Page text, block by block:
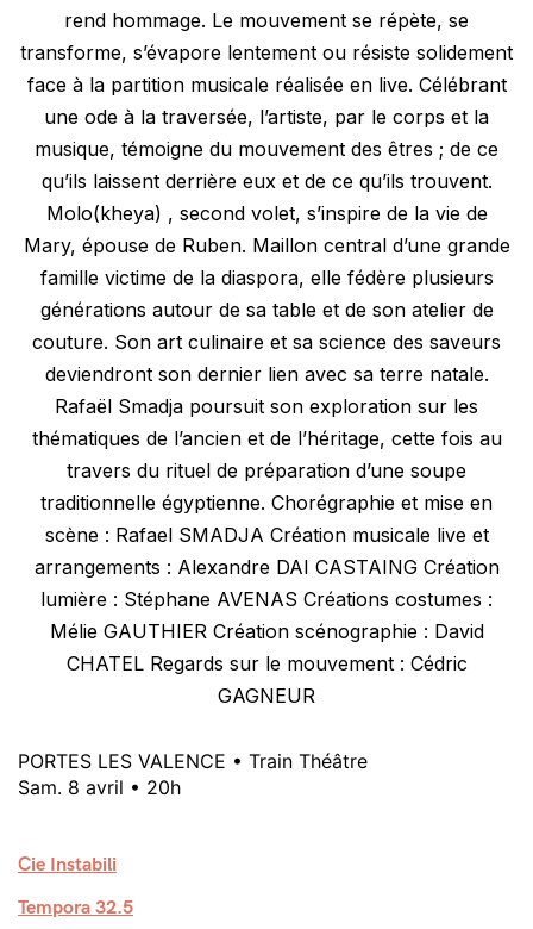
rend hommage. Le mouvement se répète, se
transforme, s’évapore lentement ou résiste solidement
face à la partition musicale réalisée en live. Célébrant
une ode à la traversée, l’artiste, par le corps et la
musique, témoigne du mouvement des êtres ; de ce
qu’ils laissent derrière eux et de ce qu’ils trouvent.
Molo(kheya) , second volet, s’inspire de la vie de
Mary, épouse de Ruben. Maillon central d’une grande
famille victime de la diaspora, elle fédère plusieurs
générations autour de sa table et de son atelier de
couture. Son art culinaire et sa science des saveurs
deviendront son dernier lien avec sa terre natale.
Rafaël Smadja poursuit son exploration sur les
thématiques de l’ancien et de l’héritage, cette fois au
travers du rituel de préparation d’une soupe
traditionnelle égyptienne. Chorégraphie et mise en
scène : Rafael SMADJA Création musicale live et
arrangements : Alexandre DAI CASTAING Création
lumière : Stéphane AVENAS Créations costumes :
Mélie GAUTHIER Création scénographie : David
CHATEL Regards sur le mouvement : Cédric
GAGNEUR
PORTES LES VALENCE • Train Théâtre
Sam. 8 avril • 20h
Cie Instabili
Tempora 32.5